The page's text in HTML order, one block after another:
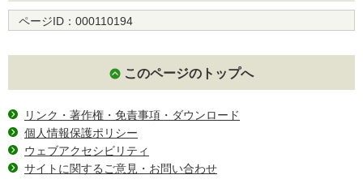
ページID： 000110194
このページのトップへ
リンク・著作権・免責事項・ダウンロード
個人情報保護ポリシー
ウェブアクセシビリティ
サイトに関するご意見・お問い合わせ